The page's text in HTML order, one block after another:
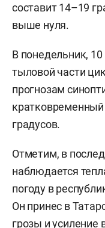
составит 14–19
выше нуля.
В понедельник, 10
тыловой части
прогнозам
градусов.
Отметим, в
наблюдается
погоду в
Он принес в
грозы и усиление